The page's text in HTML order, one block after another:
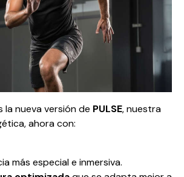
la nueva versión de PULSE, nuestra
ahora con:
más especial e inmersiva.